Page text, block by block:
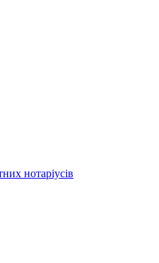
нотаріусів